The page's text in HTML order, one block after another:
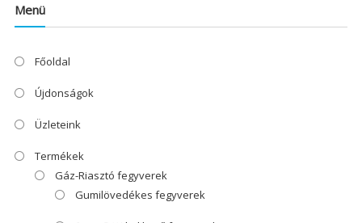
Menü
Főoldal
Újdonságok
Üzleteink
Termékek
Gáz-Riasztó fegyverek
Gumilövedékes fegyverek